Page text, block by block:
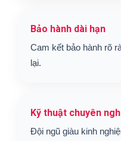
Bảo hành dài hạn
Cam kết bảo hành rõ
lại.
Kỹ thuật chuyên
Đội ngũ giàu kinh